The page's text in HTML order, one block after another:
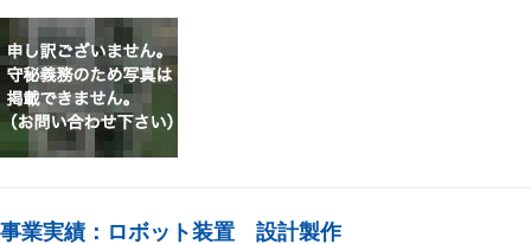
事業実績：ロボット装置 設計製作